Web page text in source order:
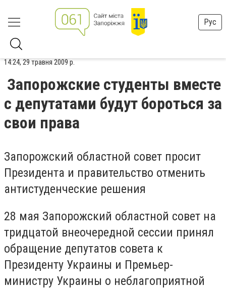
Рус
14:24, 29 травня 2009 р.
Запорожские студенты вместе
с депутатами будут бороться за
свои права
Запорожский областной совет просит
Президента и правительство отменить
антистуденческие решения
28 мая Запорожский областной совет на
тридцатой внеочередной сессии принял
обращение депутатов совета к
Президенту Украины и Премьер-
министру Украины о неблагоприятной